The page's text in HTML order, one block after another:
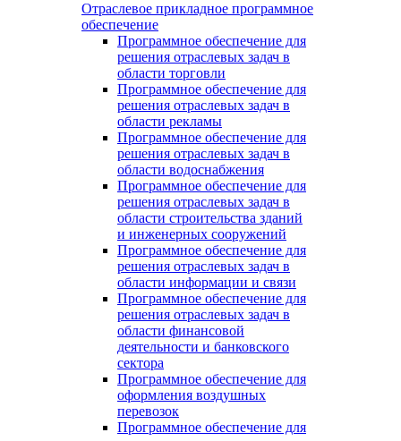
Отраслевое прикладное программное
обеспечение
Программное обеспечение для
решения отраслевых задач в
области торговли
Программное обеспечение для
решения отраслевых задач в
области рекламы
Программное обеспечение для
решения отраслевых задач в
области водоснабжения
Программное обеспечение для
решения отраслевых задач в
области строительства зданий
и инженерных сооружений
Программное обеспечение для
решения отраслевых задач в
области информации и связи
Программное обеспечение для
решения отраслевых задач в
области финансовой
деятельности и банковского
сектора
Программное обеспечение для
оформления воздушных
перевозок
Программное обеспечение для